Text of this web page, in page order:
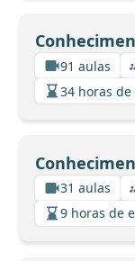
91 aulas
34 horas
31 aulas
9 horas de